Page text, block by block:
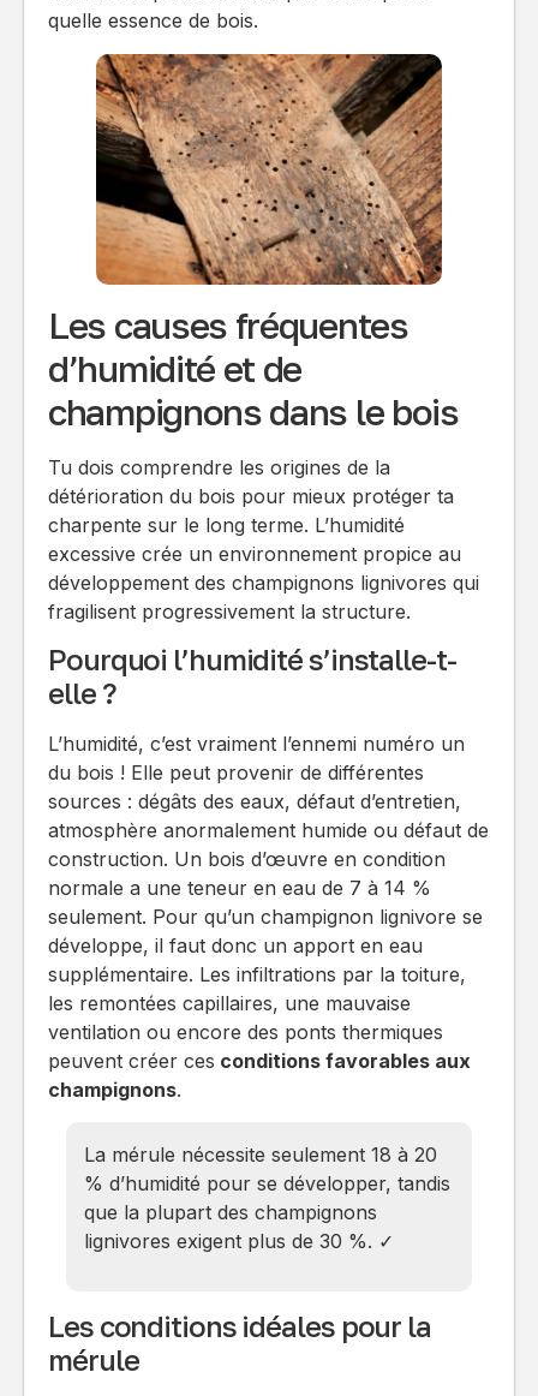
quelle essence de bois.
Les causes fréquentes
d’humidité et de
champignons dans le bois
Tu dois comprendre les origines de la
détérioration du bois pour mieux protéger ta
charpente sur le long terme. L’humidité
excessive crée un environnement propice au
développement des champignons lignivores qui
fragilisent progressivement la structure.
Pourquoi l’humidité s’installe-t-
elle ?
L’humidité, c’est vraiment l’ennemi numéro un
du bois ! Elle peut provenir de différentes
sources : dégâts des eaux, défaut d’entretien,
atmosphère anormalement humide ou défaut de
construction. Un bois d’œuvre en condition
normale a une teneur en eau de 7 à 14 %
seulement. Pour qu’un champignon lignivore se
développe, il faut donc un apport en eau
supplémentaire. Les infiltrations par la toiture,
les remontées capillaires, une mauvaise
ventilation ou encore des ponts thermiques
peuvent créer ces conditions favorables aux
champignons.
La mérule nécessite seulement 18 à 20
% d’humidité pour se développer, tandis
que la plupart des champignons
lignivores exigent plus de 30 %. ✓
Les conditions idéales pour la
mérule